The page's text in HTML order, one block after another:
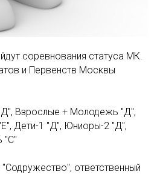
соревнования статуса МК.
и Первенств Москвы
Взрослые + Молодежь "Д",
Дети-1 "Д", Юниоры-2 "Д",
"С"
ответственный